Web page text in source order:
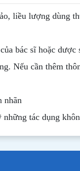
liều lượng dùng
bác sĩ hoặc dược
. Nếu cần thêm
nhãn
những tác dụng